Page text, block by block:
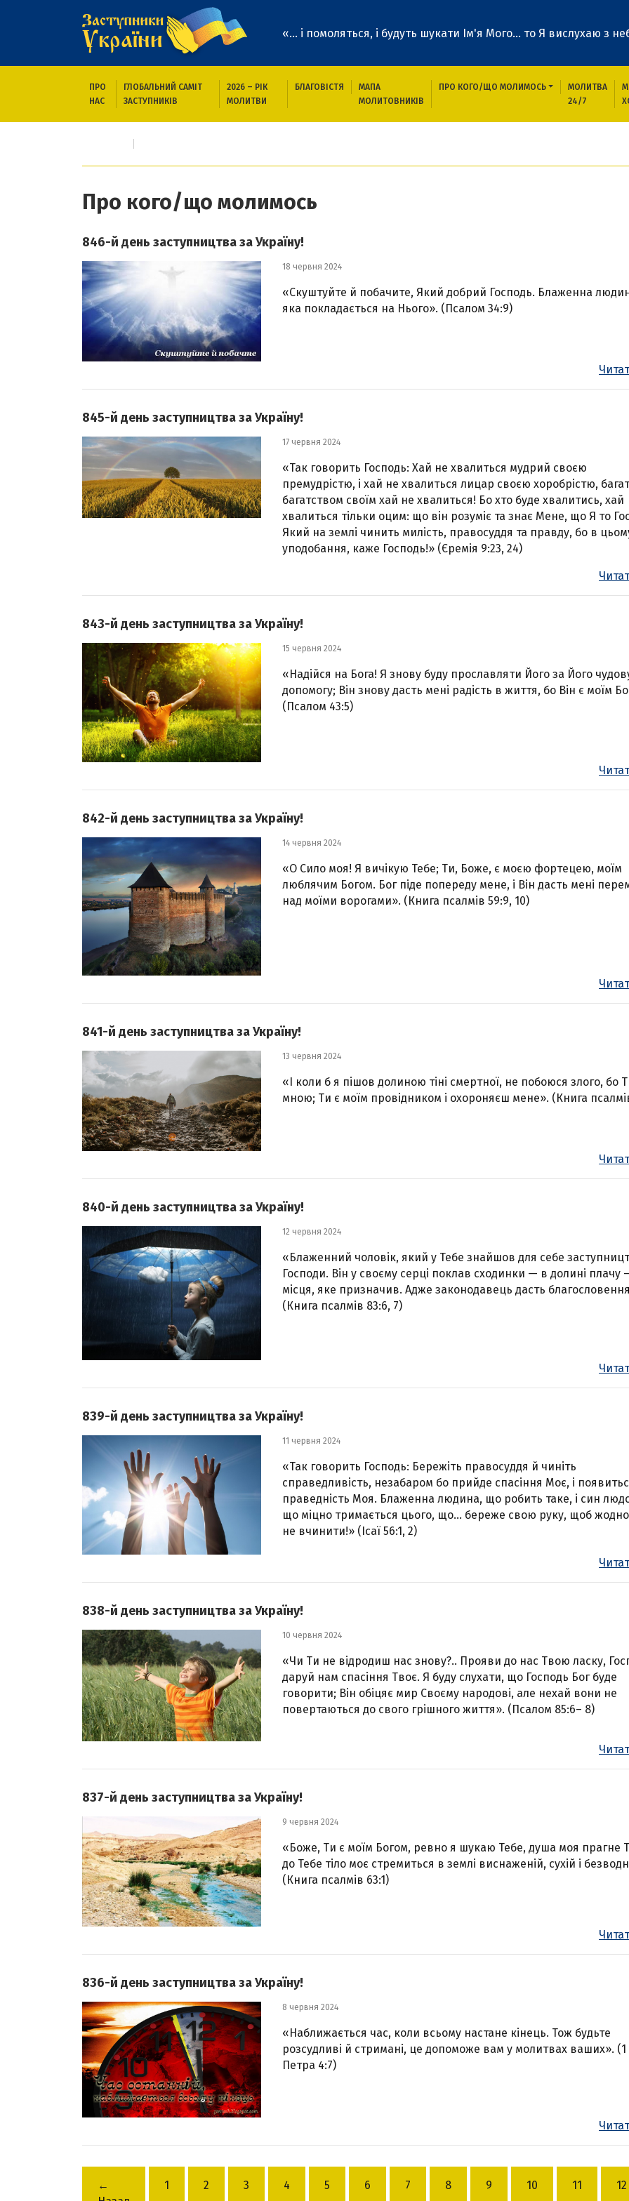
«... і помоляться, і будуть шукати Ім'я Мого... то Я вислухаю з
ПРО
НАС
ГЛОБАЛЬНИЙ САМІТ
ЗАСТУПНИКІВ
2026 – РІК
МОЛИТВИ
БЛАГОВІСТЯ
МАПА
МОЛИТОВНИКІВ
ПРО КОГО/ЩО МОЛИМОСЬ
МОЛИТВА
24/7
Про кого/що молимось
846-й день заступництва за Україну!
18 червня 2024
«Скуштуйте й побачите, Який добрий Господь. Блаженна
яка покладається на Нього». (Псалом 34:9)
845-й день заступництва за Україну!
17 червня 2024
«Так говорить Господь: Хай не хвалиться мудрий своєю
премудрістю, і хай не хвалиться лицар своєю хоробрістю,
багатством своїм хай не хвалиться! Бо хто буде хвалитись, хай
хвалиться тільки оцим: що він розуміє та знає Мене, що Я то
Який на землі чинить милість, правосуддя та правду, бо в
уподобання, каже Господь!» (Єремія 9:23, 24)
843-й день заступництва за Україну!
15 червня 2024
«Надійся на Бога! Я знову буду прославляти Його за Його
допомогу; Він знову дасть мені радість в життя, бо Він є моїм
(Псалом 43:5)
842-й день заступництва за Україну!
14 червня 2024
«О Сило моя! Я вичікую Тебе; Ти, Боже, є моєю фортецею, моїм
люблячим Богом. Бог піде попереду мене, і Він дасть мені
над моїми ворогами». (Книга псалмів 59:9, 10)
841-й день заступництва за Україну!
13 червня 2024
«І коли б я пішов долиною тіні смертної, не побоюся злого, бо
мною; Ти є моїм провідником і охороняєш мене». (Книга
840-й день заступництва за Україну!
12 червня 2024
«Блаженний чоловік, який у Тебе знайшов для себе
Господи. Він у своєму серці поклав сходинки — в долині плачу
місця, яке призначив. Адже законодавець дасть
(Книга псалмів 83:6, 7)
839-й день заступництва за Україну!
11 червня 2024
«Так говорить Господь: Бережіть правосуддя й чиніть
справедливість, незабаром бо прийде спасіння Моє, і
праведність Моя. Блаженна людина, що робить таке, і син
що міцно тримається цього, що… береже свою руку, щоб
не вчинити!» (Ісаї 56:1, 2)
838-й день заступництва за Україну!
10 червня 2024
«Чи Ти не відродиш нас знову?.. Прояви до нас Твою ласку,
даруй нам спасіння Твоє. Я буду слухати, що Господь Бог буде
говорити; Він обіцяє мир Своєму народові, але нехай вони не
повертаються до свого грішного життя». (Псалом 85:6– 8)
837-й день заступництва за Україну!
9 червня 2024
«Боже, Ти є моїм Богом, ревно я шукаю Тебе, душа моя прагне
до Тебе тіло моє стремиться в землі виснаженій, сухій і
(Книга псалмів 63:1)
836-й день заступництва за Україну!
8 червня 2024
«Наближається час, коли всьому настане кінець. Тож будьте
розсудливі й стримані, це допоможе вам у молитвах ваших». (1
Петра 4:7)
←
1 2 3 4 5 6 7 8 9 10 11 12